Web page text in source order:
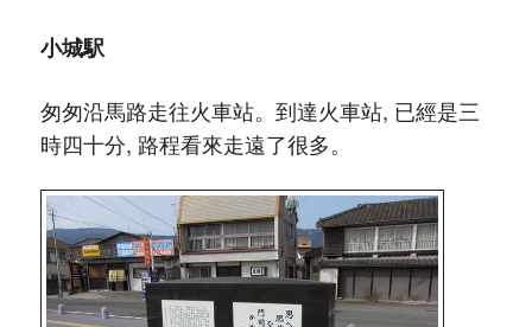
小城駅
匆匆沿馬路走往火車站。到達火車站, 已經是三
時四十分, 路程看來走遠了很多。